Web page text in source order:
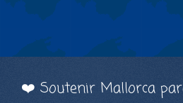
❤️ Soutenir Mallorca